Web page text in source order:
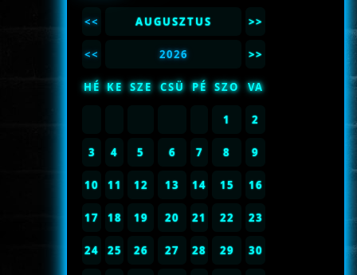
<< AUGUSZTUS >>
<< 2026 >>
HÉ KE SZE CSÜ PÉ SZO VA
1 2
3 4 5 6 7 8 9
10 11 12 13 14 15 16
17 18 19 20 21 22 23
24 25 26 27 28 29 30